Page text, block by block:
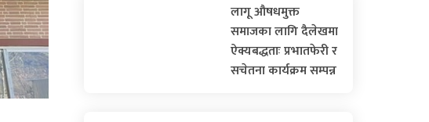
लागू औषधमुक्त
समाजका लागि दैलेखमा
ऐक्यबद्धताः प्रभातफेरी र
सचेतना कार्यक्रम सम्पन्न